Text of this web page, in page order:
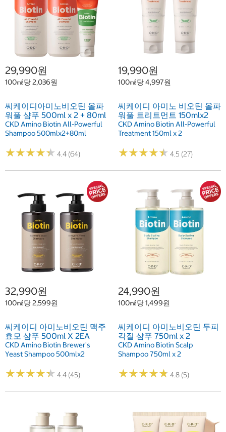
29,990원
100㎖당 2,036원
씨케이디아미노비오틴 올파
워풀 샴푸 500ml x 2 + 80ml
CKD Amino Biotin All-Powerful
Shampoo 500mlx2+80ml
★★★★★
★★★★★ 4.4 (64)
19,990원
100㎖당 4,997원
씨케이디 아미노 비오틴 올파
워풀 트리트먼트 150mlx2
CKD Amino Biotin All-Powerful
Treatment 150ml x 2
★★★★★
★★★★★ 4.5 (27)
32,990원
100㎖당 2,599원
씨케이디 아미노비오틴 맥주
효모 샴푸 500ml X 2EA
CKD Amino Biotin Brewer's
Yeast Shampoo 500mlx2
★★★★★
★★★★★ 4.4 (45)
24,990원
100㎖당 1,499원
씨케이디 아미노비오틴 두피
각질 샴푸 750ml x 2
CKD Amino Biotin Scalp
Shampoo 750ml x 2
★★★★★
★★★★★ 4.8 (5)